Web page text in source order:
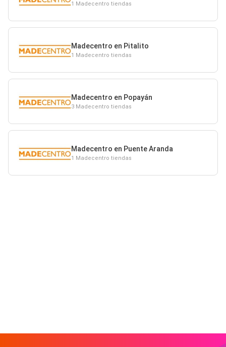
1 Madecentro tiendas
Madecentro en Pitalito
1 Madecentro tiendas
Madecentro en Popayán
3 Madecentro tiendas
Madecentro en Puente Aranda
1 Madecentro tiendas